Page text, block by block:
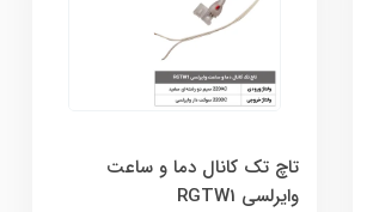
تاچ تک کانال دما و ساعت
وایرلسی RGTW1